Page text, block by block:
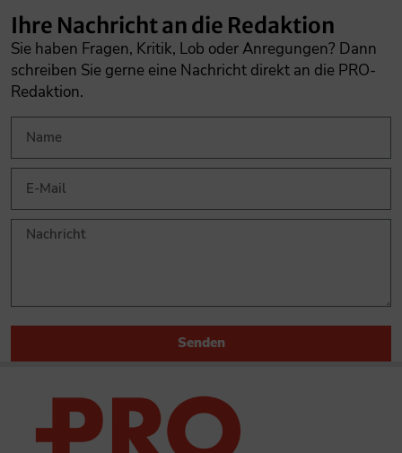
Ihre Nachricht an die Redaktion
Sie haben Fragen, Kritik, Lob oder Anregungen? Dann
schreiben Sie gerne eine Nachricht direkt an die PRO-
Redaktion.
Senden